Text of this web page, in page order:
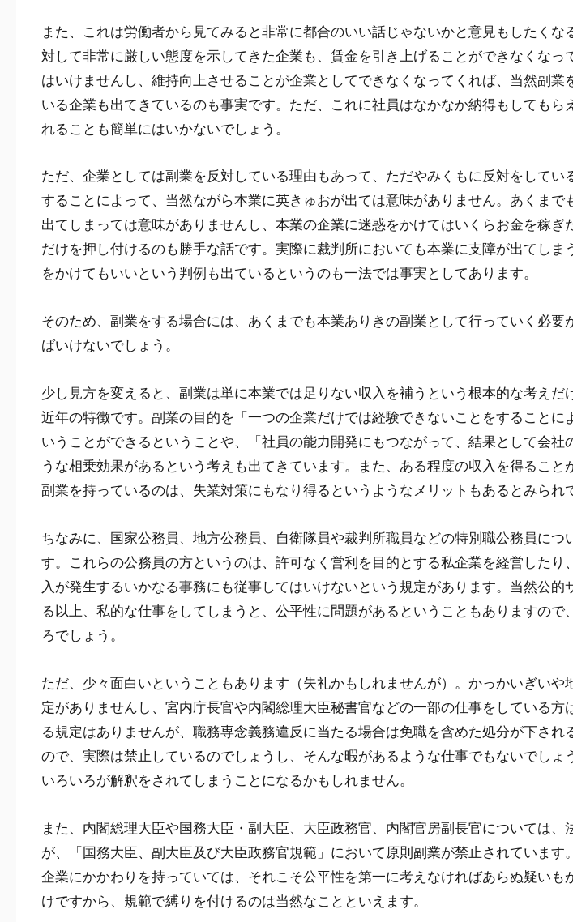
また、これは労働者から見てみると非常に都合のいい話じゃないかと意見もしたくな
対して非常に厳しい態度を示してきた企業も、賃金を引き上げることができなくなっ
はいけませんし、維持向上させることが企業としてできなくなってくれば、当然副業
いる企業も出てきているのも事実です。ただ、これに社員はなかなか納得もしてもら
れることも簡単にはいかないでしょう。
ただ、企業としては副業を反対している理由もあって、ただやみくもに反対をしてい
することによって、当然ながら本業に英きゅおが出ては意味がありません。あくまで
出てしまっては意味がありませんし、本業の企業に迷惑をかけてはいくらお金を稼ぎ
だけを押し付けるのも勝手な話です。実際に裁判所においても本業に支障が出てしま
をかけてもいいという判例も出ているというのも一法では事実としてあります。
そのため、副業をする場合には、あくまでも本業ありきの副業として行っていく必要
ばいけないでしょう。
少し見方を変えると、副業は単に本業では足りない収入を補うという根本的な考えだ
近年の特徴です。副業の目的を「一つの企業だけでは経験できないことをすることに
いうことができるということや、「社員の能力開発にもつながって、結果として会社
うな相乗効果があるという考えも出てきています。また、ある程度の収入を得ること
副業を持っているのは、失業対策にもなり得るというようなメリットもあるとみられ
ちなみに、国家公務員、地方公務員、自衛隊員や裁判所職員などの特別職公務員につ
す。これらの公務員の方というのは、許可なく営利を目的とする私企業を経営したり
入が発生するいかなる事務にも従事してはいけないという規定があります。当然公的
る以上、私的な仕事をしてしまうと、公平性に問題があるということもありますので
ろでしょう。
ただ、少々面白いということもあります（失礼かもしれませんが）。かっかいぎいや
定がありませんし、宮内庁長官や内閣総理大臣秘書官などの一部の仕事をしている方
る規定はありませんが、職務専念義務違反に当たる場合は免職を含めた処分が下され
ので、実際は禁止しているのでしょうし、そんな暇があるような仕事でもないでしょ
いろいろが解釈をされてしまうことになるかもしれません。
また、内閣総理大臣や国務大臣・副大臣、大臣政務官、内閣官房副長官については、
が、「国務大臣、副大臣及び大臣政務官規範」において原則副業が禁止されています
企業にかかわりを持っていては、それこそ公平性を第一に考えなければあらぬ疑いも
けですから、規範で縛りを付けるのは当然なことといえます。